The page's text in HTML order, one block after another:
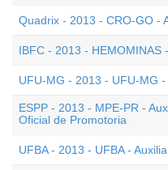
Quadrix - 2013 - CRO-GO -
IBFC - 2013 - HEMOMINAS
UFU-MG - 2013 - UFU-MG
ESPP - 2013 - MPE-PR -
Oficial de Promotoria
UFBA - 2013 - UFBA -